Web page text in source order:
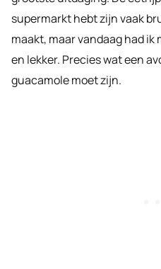
supermarkt hebt zijn vaak
maakt, maar vandaag had ik
en lekker. Precies wat een
guacamole moet zijn.